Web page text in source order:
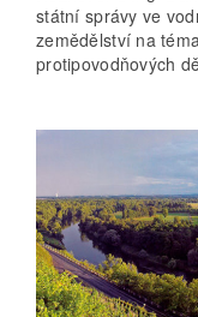
státní správy ve
zemědělství na
protipovodňových